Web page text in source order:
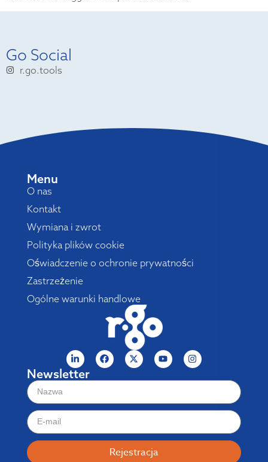
Go Social
r.go.tools
Menu
O nas
Kontakt
Wymiana i zwrot
Polityka plików cookie
Oświadczenie o ochronie prywatności
Zastrzeżenie
Ogólne warunki handlowe
Newsletter
Rejestracja